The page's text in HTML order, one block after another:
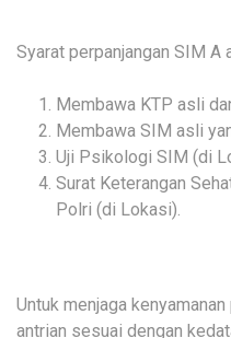
Syarat perpanjangan SIM A
Membawa KTP asli
Membawa SIM asli
Uji Psikologi SIM (di
Surat Keterangan
Polri (di Lokasi).
Untuk menjaga
antrian sesuai dengan